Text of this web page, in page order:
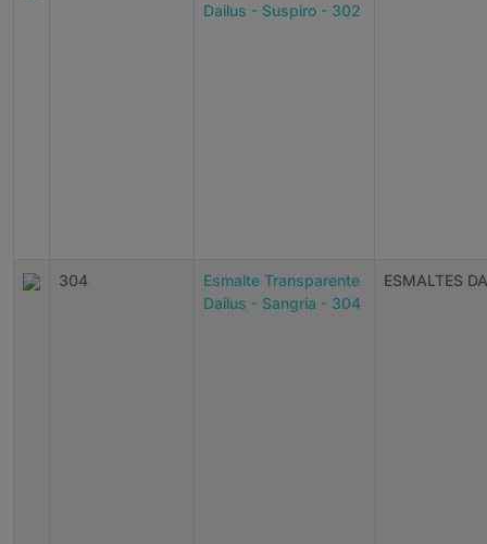
Dailus - Suspiro - 302
304
Esmalte Transparente
Dailus - Sangria - 304
ESMALTES